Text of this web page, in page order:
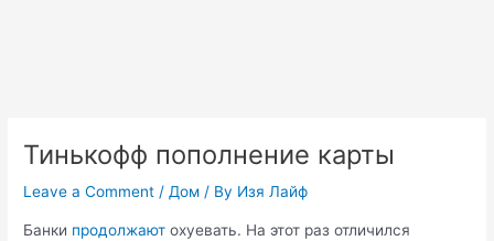
Тинькофф пополнение карты
Leave a Comment /Дом / By Изя Лайф
Банки продолжают охуевать. На этот раз отличился